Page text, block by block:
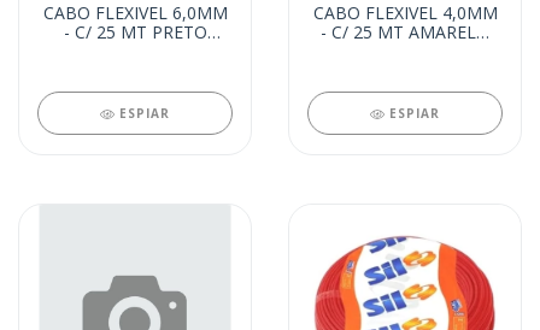
CABO FLEXIVEL 6,0MM
- C/ 25 MT PRETO
ESPIAR
CABO FLEXIVEL 4,0MM
- C/ 25 MT AMARELO
ESPIAR